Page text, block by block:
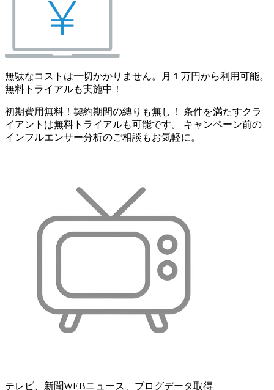
無駄なコストは一切かかりません。月１万円から利用可能。
無料トライアルも実施中！
初期費用無料！契約期間の縛りも無し！ 条件を満たすクラ
イアントは無料トライアルも可能です。 キャンペーン前の
インフルエンサー分析のご相談もお気軽に。
テレビ、新聞WEBニュース、ブログデータ取得